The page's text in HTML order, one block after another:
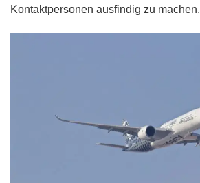
Kontaktpersonen ausfindig zu machen.